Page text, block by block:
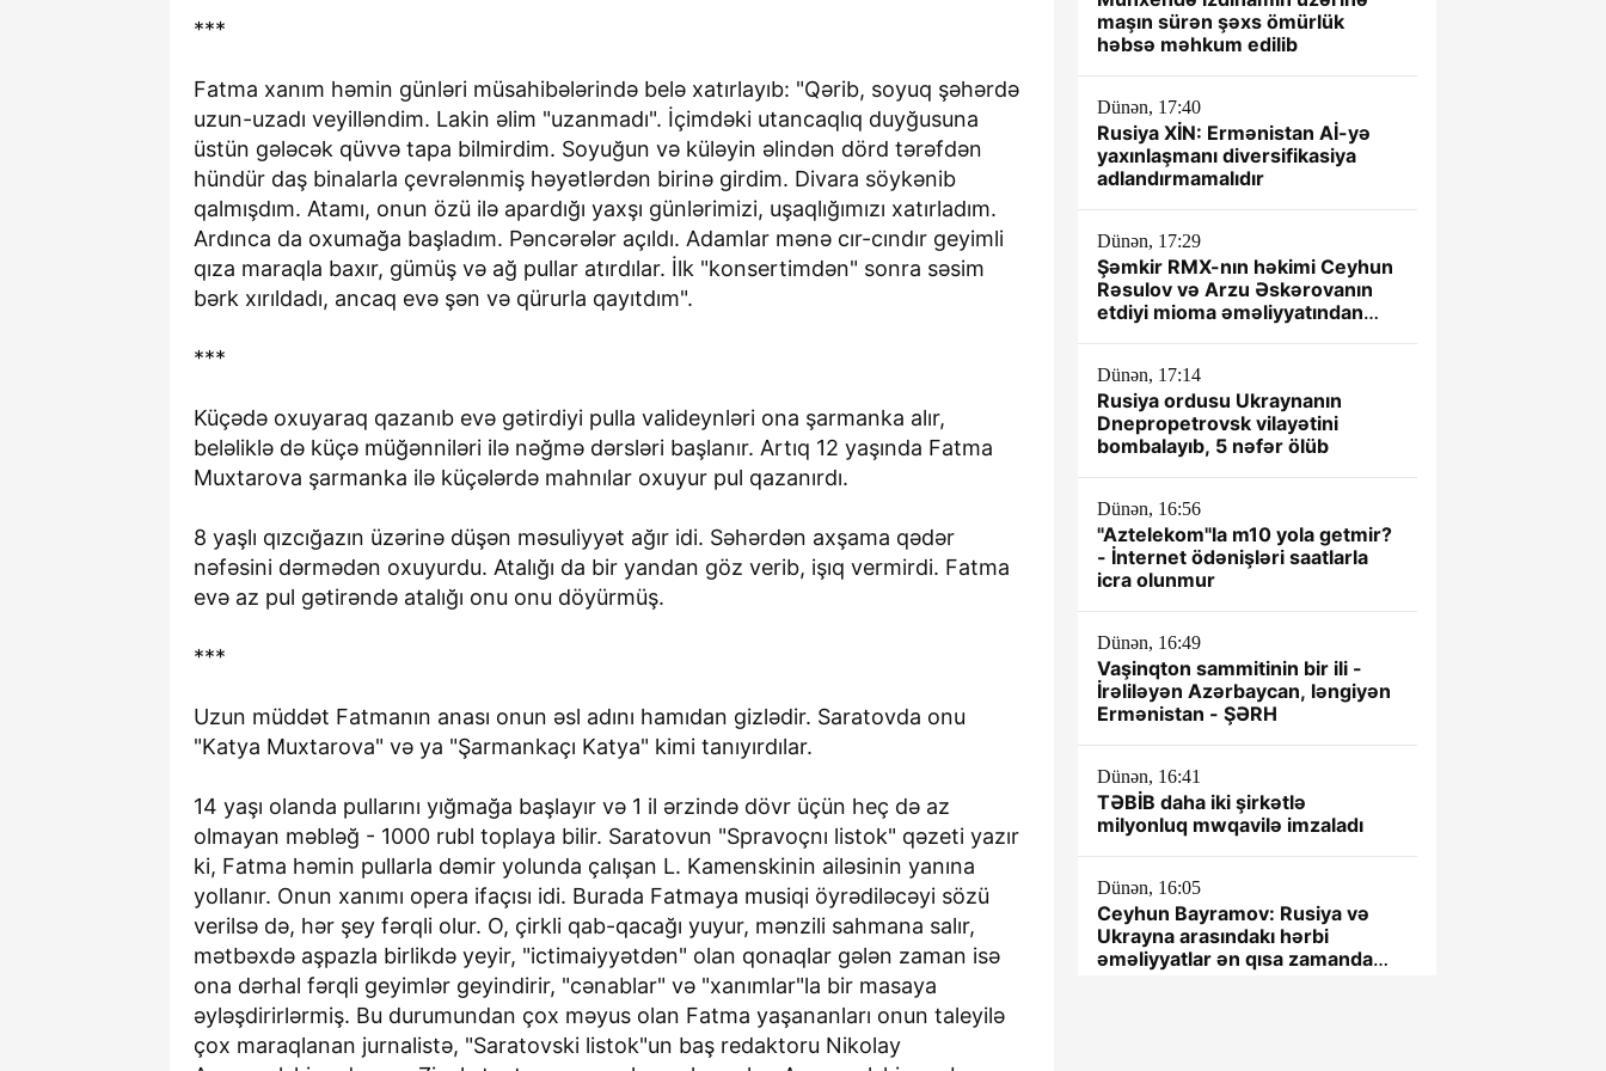
***
Fatma xanım həmin günləri müsahibələrində belə xatırlayıb: "Qərib, soyuq şəhərdə
uzun-uzadı veyilləndim. Lakin əlim "uzanmadı". İçimdəki utancaqlıq duyğusuna
üstün gələcək qüvvə tapa bilmirdim. Soyuğun və küləyin əlindən dörd tərəfdən
hündür daş binalarla çevrələnmiş həyətlərdən birinə girdim. Divara söykənib
qalmışdım. Atamı, onun özü ilə apardığı yaxşı günlərimizi, uşaqlığımızı xatırladım.
Ardınca da oxumağa başladım. Pəncərələr açıldı. Adamlar mənə cır-cındır geyimli
qıza maraqla baxır, gümüş və ağ pullar atırdılar. İlk "konsertimdən" sonra səsim
bərk xırıldadı, ancaq evə şən və qürurla qayıtdım".
***
Küçədə oxuyaraq qazanıb evə gətirdiyi pulla valideynləri ona şarmanka alır,
beləliklə də küçə müğənniləri ilə nəğmə dərsləri başlanır. Artıq 12 yaşında Fatma
Muxtarova şarmanka ilə küçələrdə mahnılar oxuyur pul qazanırdı.
8 yaşlı qızcığazın üzərinə düşən məsuliyyət ağır idi. Səhərdən axşama qədər
nəfəsini dərmədən oxuyurdu. Atalığı da bir yandan göz verib, işıq vermirdi. Fatma
evə az pul gətirəndə atalığı onu onu döyürmüş.
***
Uzun müddət Fatmanın anası onun əsl adını hamıdan gizlədir. Saratovda onu
"Katya Muxtarova" və ya "Şarmankaçı Katya" kimi tanıyırdılar.
14 yaşı olanda pullarını yığmağa başlayır və 1 il ərzində dövr üçün heç də az
olmayan məbləğ - 1000 rubl toplaya bilir. Saratovun "Spravoçnı listok" qəzeti yazır
ki, Fatma həmin pullarla dəmir yolunda çalışan L. Kamenskinin ailəsinin yanına
yollanır. Onun xanımı opera ifaçısı idi. Burada Fatmaya musiqi öyrədiləcəyi sözü
verilsə də, hər şey fərqli olur. O, çirkli qab-qacağı yuyur, mənzili sahmana salır,
mətbəxdə aşpazla birlikdə yeyir, "ictimaiyyətdən" olan qonaqlar gələn zaman isə
ona dərhal fərqli geyimlər geyindirir, "cənablar" və "xanımlar"la bir masaya
əyləşdirirlərmiş. Bu durumundan çox məyus olan Fatma yaşananları onun taleyilə
çox maraqlanan jurnalistə, "Saratovski listok"un baş redaktoru Nikolay
maşın sürən şəxs ömürlük
həbsə məhkum edilib
Dünən, 17:40
Rusiya XİN: Ermənistan Aİ-yə
yaxınlaşmanı diversifikasiya
adlandırmamalıdır
Dünən, 17:29
Şəmkir RMX-nın həkimi Ceyhun
Rəsulov və Arzu Əskərovanın
etdiyi mioma əməliyyatından
Dünən, 17:14
Rusiya ordusu Ukraynanın
Dnepropetrovsk vilayətini
bombalayıb, 5 nəfər ölüb
Dünən, 16:56
"Aztelekom"la m10 yola getmir?
- İnternet ödənişləri saatlarla
icra olunmur
Dünən, 16:49
Vaşinqton sammitinin bir ili -
İrəliləyən Azərbaycan, ləngiyən
Ermənistan - ŞƏRH
Dünən, 16:41
TƏBİB daha iki şirkətlə
milyonluq mwqavilə imzaladı
Dünən, 16:05
Ceyhun Bayramov: Rusiya və
Ukrayna arasındakı hərbi
əməliyyatlar ən qısa zamanda